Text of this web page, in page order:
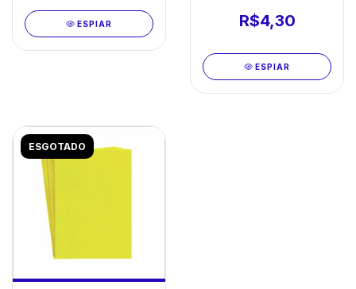
ESPIAR R$4,30
ESPIAR
ESGOTADO